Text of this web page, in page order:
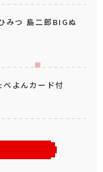
みつ 島二郎BIGぬ
よんカード付